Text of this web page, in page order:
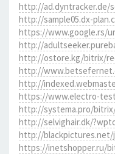
http://ad.dyntracker.de/
http://sample05.dx-
https://www.google.rs/
http://
http://ostore.kg/bitrix/
http://
http://
https://www.electro-
http://systema.pro/
http://selvighair.dk/
http://blackpictures.net/
https://inetshopper.ru/